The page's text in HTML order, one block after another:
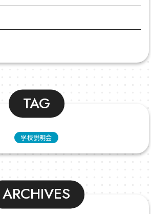
TAG
学校説明会
ARCHIVES